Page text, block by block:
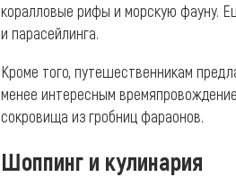
коралловые рифы и морскую фауну.
и парасейлинга.
Кроме того, путешественникам
менее интересным
сокровища из гробниц фараонов.
Шоппинг и кулинария